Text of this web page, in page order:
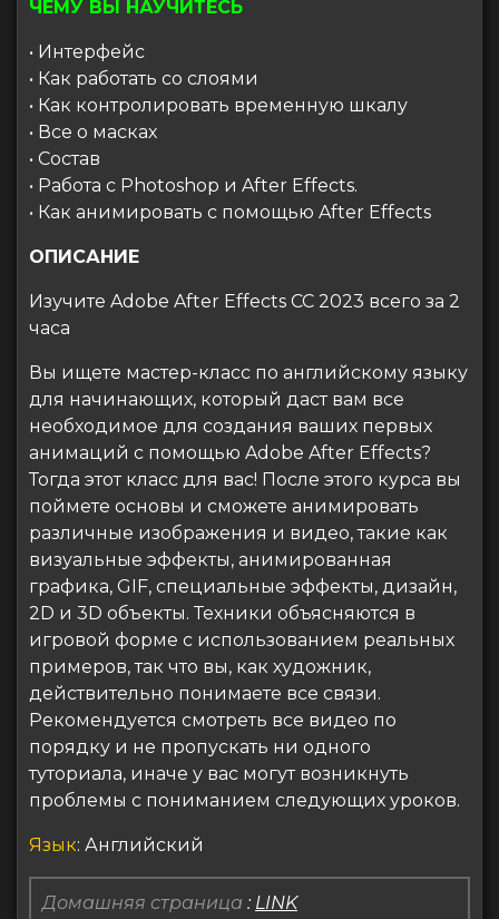
ЧЕМУ ВЫ НАУЧИТЕСЬ
• Интерфейс
• Как работать со слоями
• Как контролировать временную шкалу
• Все о масках
• Состав
• Работа с Photoshop и After Effects.
• Как анимировать с помощью After Effects
ОПИСАНИЕ
Изучите Adobe After Effects CC 2023 всего за 2
часа
Вы ищете мастер-класс по английскому языку
для начинающих, который даст вам все
необходимое для создания ваших первых
анимаций с помощью Adobe After Effects?
Тогда этот класс для вас! После этого курса вы
поймете основы и сможете анимировать
различные изображения и видео, такие как
визуальные эффекты, анимированная
графика, GIF, специальные эффекты, дизайн,
2D и 3D объекты. Техники объясняются в
игровой форме с использованием реальных
примеров, так что вы, как художник,
действительно понимаете все связи.
Рекомендуется смотреть все видео по
порядку и не пропускать ни одного
туториала, иначе у вас могут возникнуть
проблемы с пониманием следующих уроков.
Язык: Английский
Домашняя страница : LINK